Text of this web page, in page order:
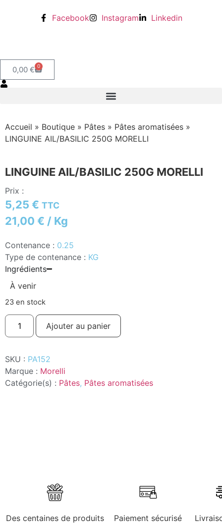
Facebook Instagram Linkedin
0,00 € 0
Accueil » Boutique » Pâtes » Pâtes aromatisées »
LINGUINE AIL/BASILIC 250G MORELLI
LINGUINE AIL/BASILIC 250G MORELLI
Prix :
5,25 € TTC
21,00 € / Kg
Contenance : 0.25
Type de contenance : KG
Ingrédients
À venir
23 en stock
Ajouter au panier
SKU : PA152
Marque : Morelli
Catégorie(s) : Pâtes, Pâtes aromatisées
Des centaines de produits
Paiement sécurisé